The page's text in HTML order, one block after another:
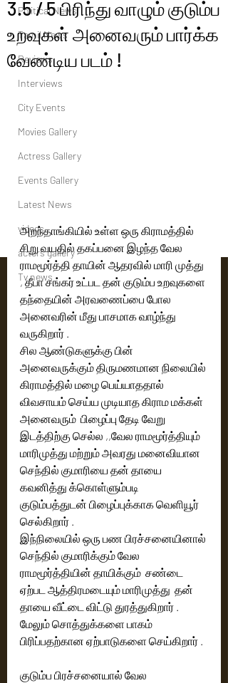
Political News
Tamil News
Reviews
Interviews
City Events
Movies Gallery
Actress Gallery
Events Gallery
Latest News
videos
actors gallery
Tv news
3.5 / 5 பிரிந்து வாழும் குடும்ப
உறவுகள் அனைவரும் பார்க்க
வேண்டிய படம் !
அறந்தாங்கியில் உள்ள ஒரு கிராமத்தில்
சிறு வயதில் தகப்பனை இழந்த வேல
ராமமூர்த்தி தாயின் ஆதரவில் மாரி முத்து
, தீபா சங்கர் உட்பட தன் குடும்ப உறவுகளை
தந்தையின் அரவணைப்பை போல
அனைவரின் மீது பாசமாக வாழ்ந்து
வருகிறார் .
சில ஆண்டுகளுக்கு பின்
அனைவருக்கும் திருமணமான நிலையில்
கிராமத்தில் மழை பெய்யாததால்
விவசாயம் செய்ய முடியாத கிராம மக்கள்
அனைவரும்  பிழைப்பு தேடி வேறு
இடத்திற்கு செல்ல ,,வேல ராமமூர்த்தியும்
மாரிமுத்து மற்றும் அவரது மனைவியான
செந்தில் குமாரியை தன் தாயை
கவனித்து க்கொள்ளும்படி
குடும்பத்துடன் பிழைப்புக்காக வெளியூர்
செல்கிறார் .
இந்நிலையில் ஒரு பண பிரச்சனையினால்
செந்தில் குமாரிக்கும் வேல
ராமமூர்த்தியின் தாயிக்கும்  சண்டை
ஏற்பட ஆத்திரமடையும் மாரிமுத்து  தன்
தாயை வீட்டை விட்டு துரத்துகிறார் .
மேலும் சொத்துக்களை பாகம்
பிரிப்பதற்கான ஏற்பாடுகளை செய்கிறார் .
குடும்ப பிரச்சனையால் வேல